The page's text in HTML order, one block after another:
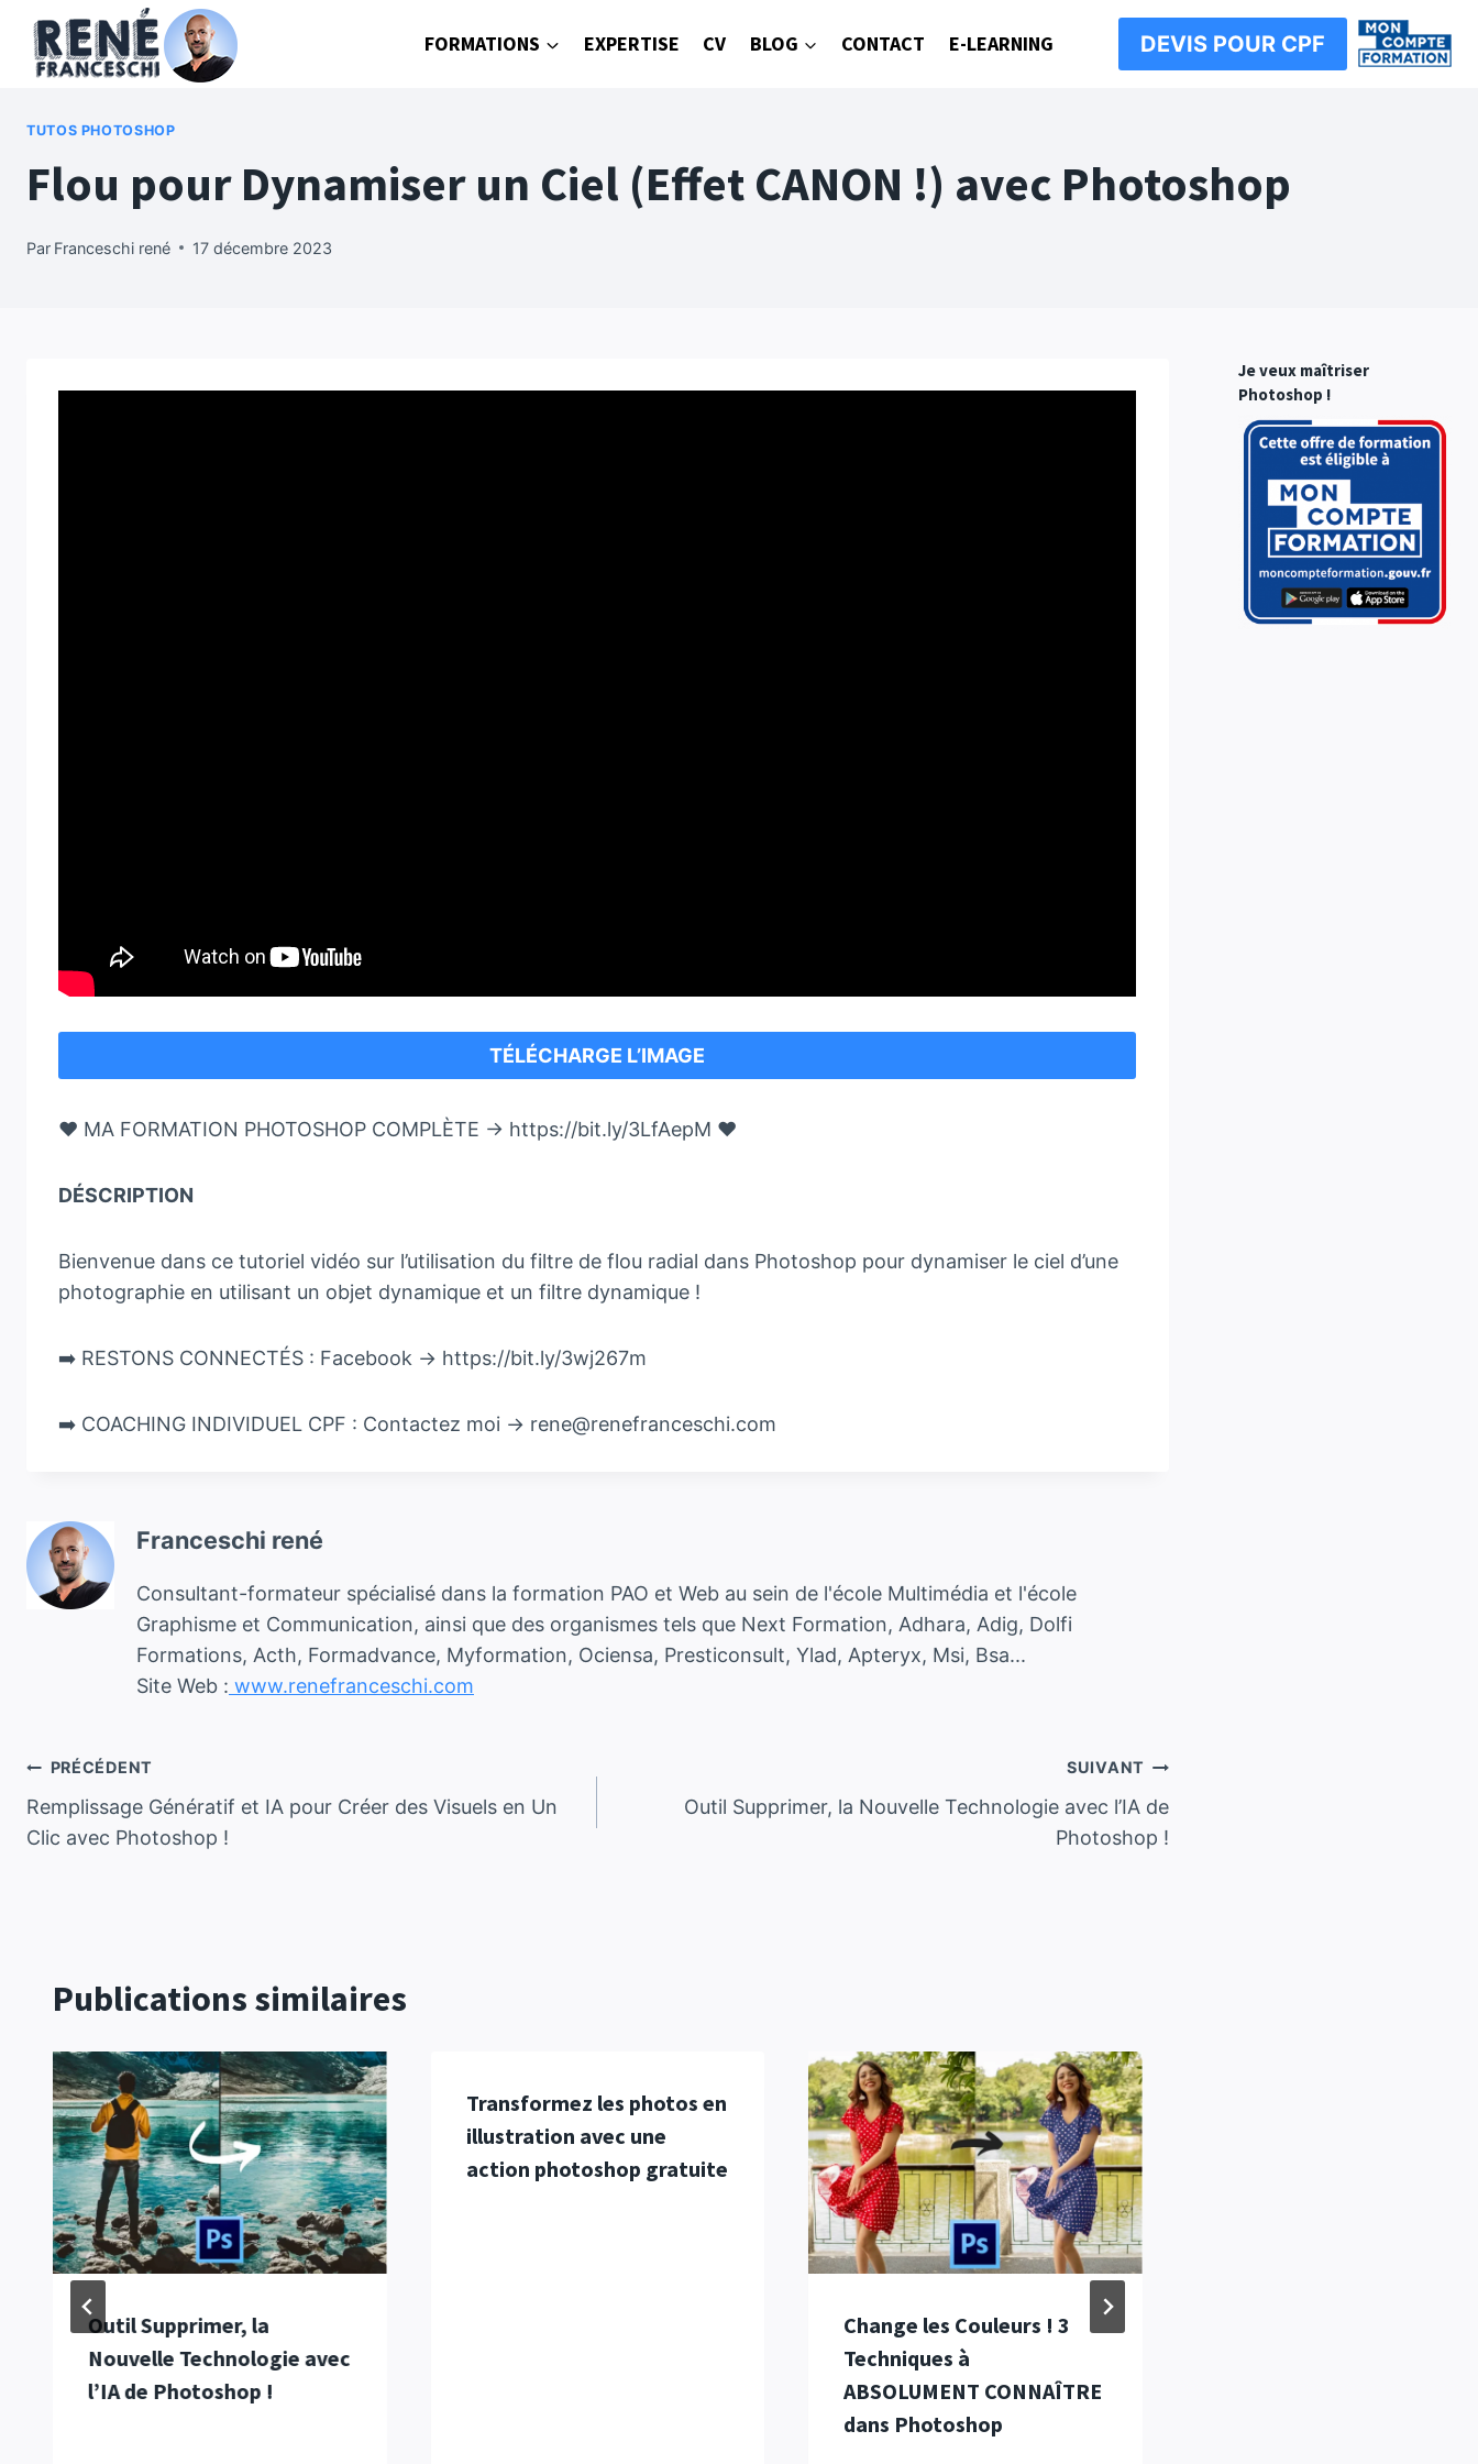
contenu
FORMATIONS EXPERTISE CV BLOG CONTACT E-LEARNING DEVIS POUR CPF
TUTOS PHOTOSHOP
Flou pour Dynamiser un Ciel (Effet CANON !) avec Photoshop
Par Franceschi rené 17 décembre 2023
TÉLÉCHARGE L’IMAGE
❤️ MA FORMATION PHOTOSHOP COMPLÈTE → https://bit.ly/3LfAepM ❤️
DÉSCRIPTION
Bienvenue dans ce tutoriel vidéo sur l’utilisation du filtre de flou radial dans Photoshop pour dynamiser le ciel d’une
photographie en utilisant un objet dynamique et un filtre dynamique !
➡️ RESTONS CONNECTÉS : Facebook → https://bit.ly/3wj267m
➡️ COACHING INDIVIDUEL CPF : Contactez moi → rene@renefranceschi.com
Franceschi rené
Consultant-formateur spécialisé dans la formation PAO et Web au sein de l'école Multimédia et l'école
Graphisme et Communication, ainsi que des organismes tels que Next Formation, Adhara, Adig, Dolfi
Formations, Acth, Formadvance, Myformation, Ociensa, Presticonsult, Ylad, Apteryx, Msi, Bsa...
Site Web : www.renefranceschi.com
Navigation
de
PRÉCÉDENT
Remplissage Génératif et IA pour Créer des Visuels en Un
Clic avec Photoshop !
SUIVANT
Outil Supprimer, la Nouvelle Technologie avec l’IA de
Photoshop !
Publications similaires
Outil Supprimer, la
Nouvelle Technologie avec
l’IA de Photoshop !
Transformez les photos en
illustration avec une
action photoshop gratuite
Change les Couleurs ! 3
Techniques à
ABSOLUMENT CONNAÎTRE
dans Photoshop
Je veux maîtriser
Photoshop !